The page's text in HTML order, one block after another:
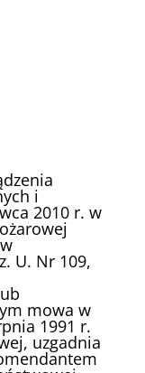
i
2010 r. w
U. Nr 109,
mowa w
1991 r.
uzgadnia